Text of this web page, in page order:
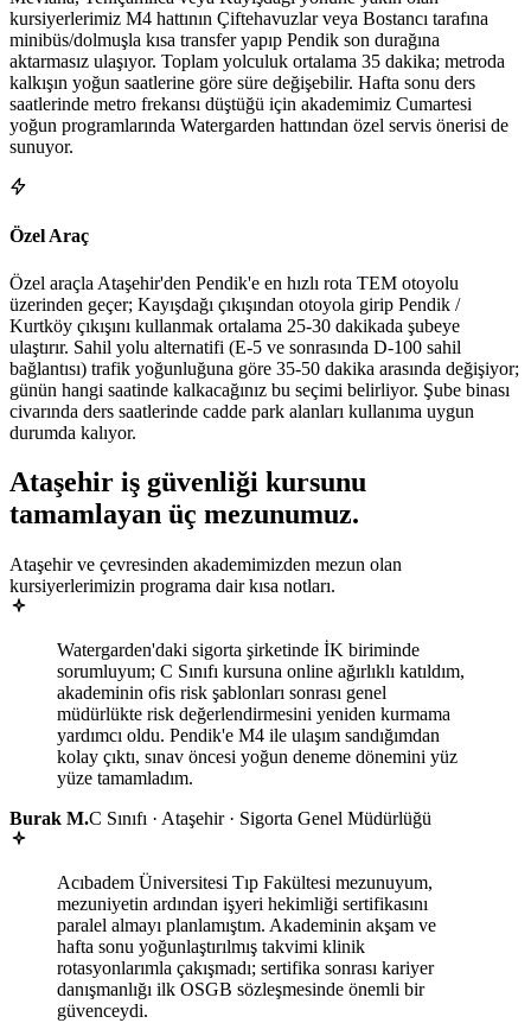
kursiyerlerimiz M4 hattının Çiftehavuzlar veya Bostancı tarafına
minibüs/dolmuşla kısa transfer yapıp Pendik son durağına
aktarmasız ulaşıyor. Toplam yolculuk ortalama 35 dakika; metroda
kalkışın yoğun saatlerine göre süre değişebilir. Hafta sonu ders
saatlerinde metro frekansı düştüğü için akademimiz Cumartesi
yoğun programlarında Watergarden hattından özel servis önerisi de
sunuyor.
Özel Araç
Özel araçla Ataşehir'den Pendik'e en hızlı rota TEM otoyolu
üzerinden geçer; Kayışdağı çıkışından otoyola girip Pendik /
Kurtköy çıkışını kullanmak ortalama 25-30 dakikada şubeye
ulaştırır. Sahil yolu alternatifi (E-5 ve sonrasında D-100 sahil
bağlantısı) trafik yoğunluğuna göre 35-50 dakika arasında değişiyor;
günün hangi saatinde kalkacağınız bu seçimi belirliyor. Şube binası
civarında ders saatlerinde cadde park alanları kullanıma uygun
durumda kalıyor.
Ataşehir iş güvenliği kursunu
tamamlayan üç mezunumuz.
Ataşehir ve çevresinden akademimizden mezun olan
kursiyerlerimizin programa dair kısa notları.
Watergarden'daki sigorta şirketinde İK biriminde
sorumluyum; C Sınıfı kursuna online ağırlıklı katıldım,
akademinin ofis risk şablonları sonrası genel
müdürlükte risk değerlendirmesini yeniden kurmama
yardımcı oldu. Pendik'e M4 ile ulaşım sandığımdan
kolay çıktı, sınav öncesi yoğun deneme dönemini yüz
yüze tamamladım.
Burak M.C Sınıfı · Ataşehir · Sigorta Genel Müdürlüğü
Acıbadem Üniversitesi Tıp Fakültesi mezunuyum,
mezuniyetin ardından işyeri hekimliği sertifikasını
paralel almayı planlamıştım. Akademinin akşam ve
hafta sonu yoğunlaştırılmış takvimi klinik
rotasyonlarımla çakışmadı; sertifika sonrası kariyer
danışmanlığı ilk OSGB sözleşmesinde önemli bir
güvenceydi.